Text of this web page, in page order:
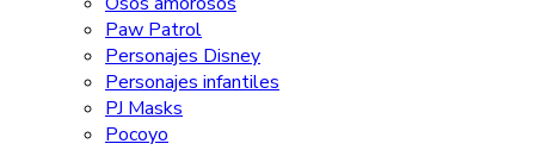
Paw Patrol
Personajes Disney
Personajes infantiles
PJ Masks
Pocoyo